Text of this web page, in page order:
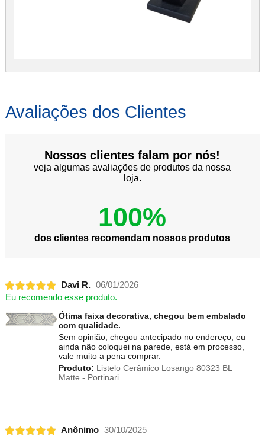
Avaliações dos Clientes
Nossos clientes falam por nós!
veja algumas avaliações de produtos da nossa
loja.
100%
dos clientes recomendam nossos produtos
Davi R. 06/01/2026
Eu recomendo esse produto.
Ótima faixa decorativa, chegou bem embalado
com qualidade.
Sem opinião, chegou antecipado no endereço, eu
ainda não coloquei na parede, está em processo,
vale muito a pena comprar.
Produto: Listelo Cerâmico Losango 80323 BL
Matte - Portinari
Anônimo 30/10/2025